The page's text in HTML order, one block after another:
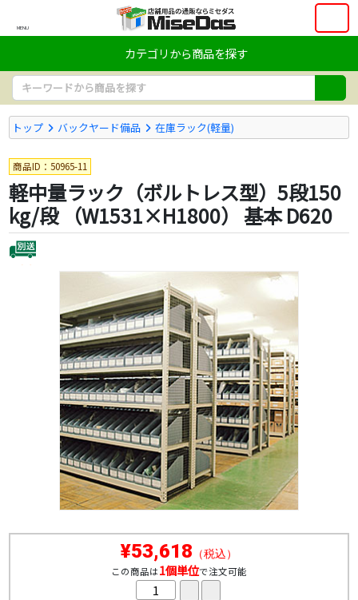
MENU
カテゴリから商品を探す
トップ バックヤード備品 在庫ラック(軽量)
商品ID：50965-11
軽中量ラック（ボルトレス型）5段150
kg/段 （W1531×H1800） 基本 D620
¥53,618 （税込）
この商品は1個単位で注文可能